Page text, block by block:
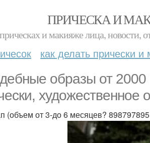
ПРИЧЕСКА И
и макияже лица, новости,
как делать прически и
образы от 2000
(объем от 3-до 6 месяцев?